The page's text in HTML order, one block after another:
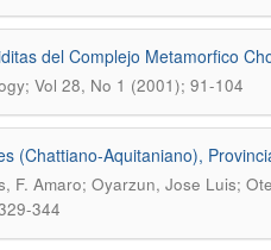
del Complejo Metamorfico
Vol 28, No 1 (2001); 91-104
(Chattiano-Aquitaniano),
F. Amaro; Oyarzun, Jose Luis;
344